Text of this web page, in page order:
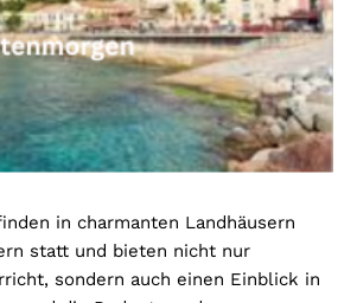
in charmanten Landhäusern
statt und bieten nicht nur
sondern auch einen Einblick in